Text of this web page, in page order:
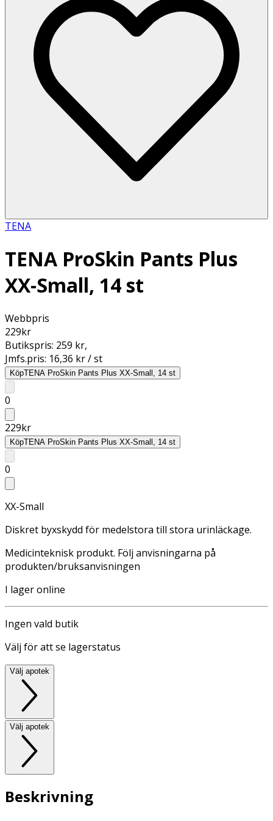
TENA
TENA ProSkin Pants Plus
XX-Small, 14 st
Webbpris
229kr
Butikspris: 259 kr,
Jmfs.pris: 16,36 kr / st
KöpTENA ProSkin Pants Plus XX-Small, 14 st
0
229kr
KöpTENA ProSkin Pants Plus XX-Small, 14 st
0
XX-Small
Diskret byxskydd för medelstora till stora urinläckage.
Medicinteknisk produkt. Följ anvisningarna på
produkten/bruksanvisningen
I lager online
Ingen vald butik
Välj för att se lagerstatus
Välj apotek
Välj apotek
Beskrivning